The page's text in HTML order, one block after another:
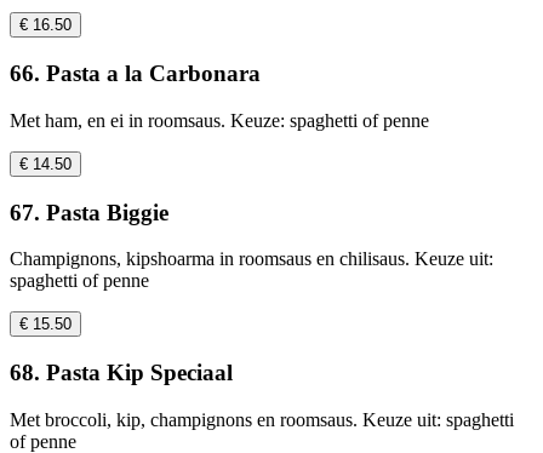
€ 16.50
66. Pasta a la Carbonara
Met ham, en ei in roomsaus. Keuze: spaghetti of penne
€ 14.50
67. Pasta Biggie
Champignons, kipshoarma in roomsaus en chilisaus. Keuze uit:
spaghetti of penne
€ 15.50
68. Pasta Kip Speciaal
Met broccoli, kip, champignons en roomsaus. Keuze uit: spaghetti
of penne